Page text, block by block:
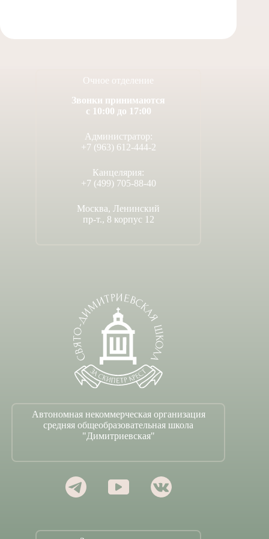
Очное отделение
Звонки принимаются
с 10:00 до 17:00
Администратор:
+7 (963) 612-444-2
Канцелярия:
+7 (499) 705-88-40
Москва, Ленинский
пр-т., 8 корпус 12
Автономная некоммерческая организация
средняя общеобразовательная школа
"Димитриевская"